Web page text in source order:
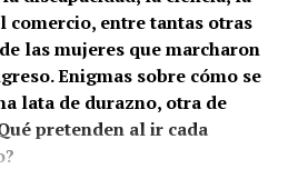
entre tantas otras
las mujeres que marcharon
Enigmas sobre cómo se
lata de durazno, otra de
pretenden al ir cada